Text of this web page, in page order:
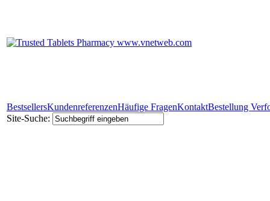
BestsellersKundenreferenzenHäufige FragenKontaktBestellung
Site-Suche: